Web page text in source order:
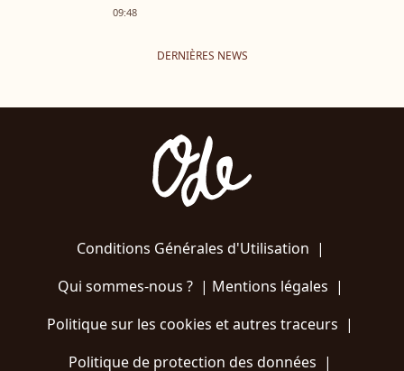
09:48
DERNIÈRES NEWS
Conditions Générales d'Utilisation |
Qui sommes-nous ?| Mentions légales |
Politique sur les cookies et autres traceurs |
Politique de protection des données |